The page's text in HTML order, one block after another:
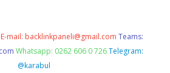
E-mail: backlinkpaneli@gmail.com Teams:
Whatsapp: 0262 606 0 726 Telegram:
@karabul